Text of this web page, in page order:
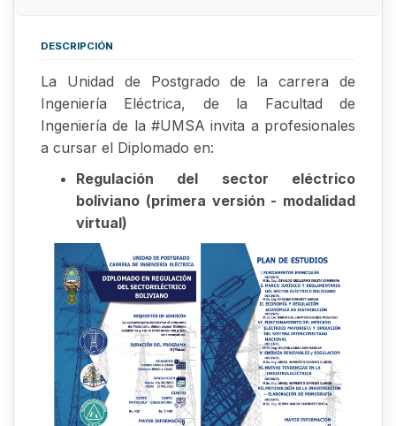
DESCRIPCIÓN
La Unidad de Postgrado de la carrera de
Ingeniería Eléctrica, de la Facultad de
Ingeniería de la #UMSA invita a profesionales
a cursar el Diplomado en:
Regulación del sector eléctrico
boliviano (primera versión - modalidad
virtual)